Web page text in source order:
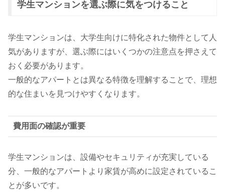
学生マンションを選ぶ際に気をつけること
学生マンションは、大学生向けに特化された物件として人
気がありますが、選ぶ際にはいくつかの注意点を押さえて
おく必要があります。
一般的なアパートとは異なる特徴を理解することで、理想
的な住まいを見つけやすくなります。
費用面の確認が重要
学生マンションは、設備やセキュリティが充実している
分、一般的なアパートより家賃が高めに設定されているこ
とが多いです。